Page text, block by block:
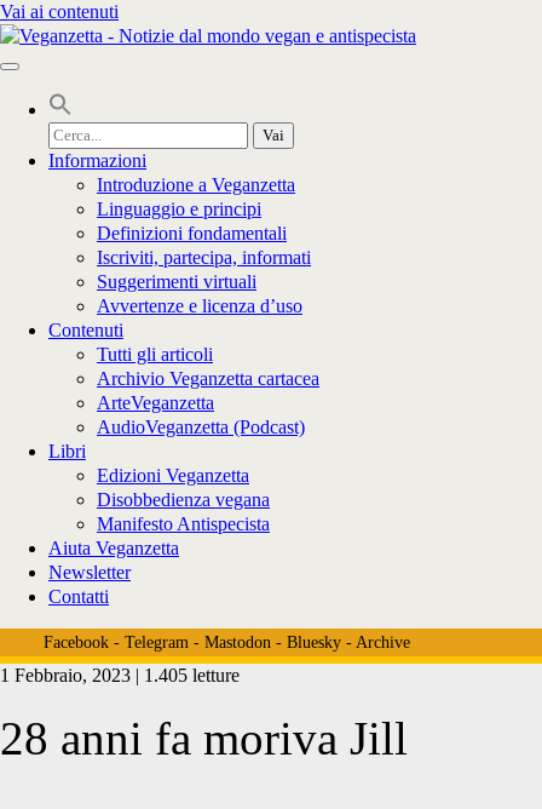
Vai ai contenuti
Cerca
per:
Informazioni
Introduzione a Veganzetta
Linguaggio e principi
Definizioni fondamentali
Iscriviti, partecipa, informati
Suggerimenti virtuali
Avvertenze e licenza d’uso
Contenuti
Tutti gli articoli
Archivio Veganzetta cartacea
ArteVeganzetta
AudioVeganzetta (Podcast)
Libri
Edizioni Veganzetta
Disobbedienza vegana
Manifesto Antispecista
Aiuta Veganzetta
Newsletter
Contatti
Facebook- Telegram- Mastodon- Bluesky- Archive
1 Febbraio, 2023 | 1.405 letture
28 anni fa moriva Jill